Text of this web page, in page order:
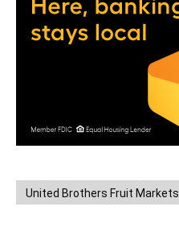
United Brothers Fruit Markets